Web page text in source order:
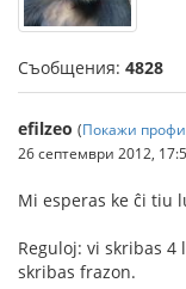
Съобщения: 4828
efilzeo (Покажи
26 септември 2012,
Mi esperas ke ĉi tiu
Reguloj: vi skribas
skribas frazon.